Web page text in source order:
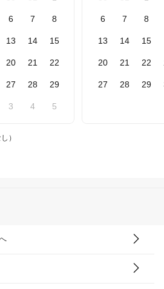
6 7 8
13 14 15
20 21 22
27 28 29
3 4 5
6 7 8
13 14 15
20 21 22
27 28 29
）